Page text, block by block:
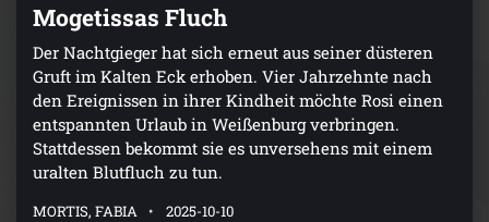
Mogetissas Fluch
Der Nachtgieger hat sich erneut aus seiner düsteren
Gruft im Kalten Eck erhoben. Vier Jahrzehnte nach
den Ereignissen in ihrer Kindheit möchte Rosi einen
entspannten Urlaub in Weißenburg verbringen.
Stattdessen bekommt sie es unversehens mit einem
uralten Blutfluch zu tun.
MORTIS, FABIA 2025-10-10